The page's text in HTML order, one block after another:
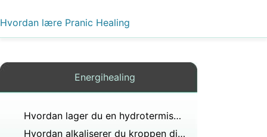
Hvordan lære Pranic Healing
Energihealing
Hvordan lager du en hydrotermisk vene i alkymi?
Hvordan alkaliserer du kroppen din?